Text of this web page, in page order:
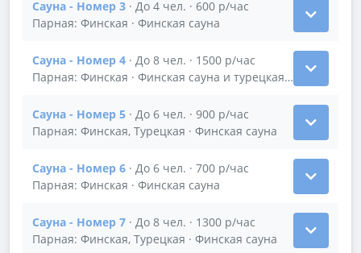
Сауна - Номер 3 · До 4 чел. · 600 р/час
Парная: Финская · Финская сауна
Показать подробности зала Сауна - Номер 3
Сауна - Номер 4 · До 8 чел. · 1500 р/час
Парная: Финская · Финская сауна и турецкая баня
Показать подробности зала Сауна - Номер 4
Сауна - Номер 5 · До 6 чел. · 900 р/час
Парная: Финская, Турецкая · Финская сауна
Показать подробности зала Сауна - Номер 5
Сауна - Номер 6 · До 6 чел. · 700 р/час
Парная: Финская · Финская сауна
Показать подробности зала Сауна - Номер 6
Сауна - Номер 7 · До 8 чел. · 1300 р/час
Парная: Финская, Турецкая · Финская сауна
Показать подробности зала Сауна - Номер 7